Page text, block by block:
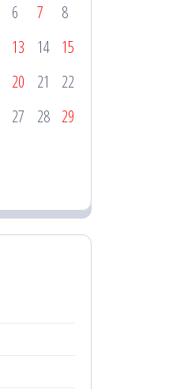
6 7
8
13 14 15
20 21
22
27 28 29